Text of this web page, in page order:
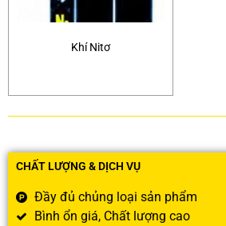
Khí Nitơ
CHẤT LƯỢNG & DỊCH VỤ
Đầy đủ chủng loại sản phẩm
Bình ổn giá, Chất lượng cao